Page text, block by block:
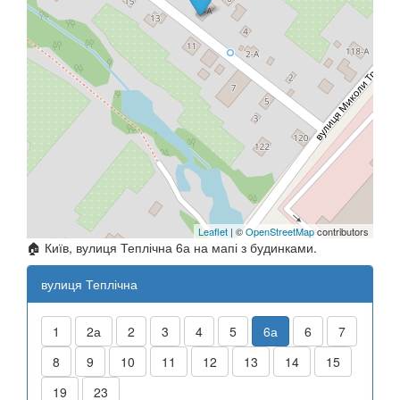
Leaflet | ©OpenStreetMapcontributors
🏠 Київ, вулиця Теплічна 6а на мапі з будинками.
вулиця Теплічна
1 2а 2 3 4 5 6а 6
7
8
9 10 11 12 13 14
15
19
23